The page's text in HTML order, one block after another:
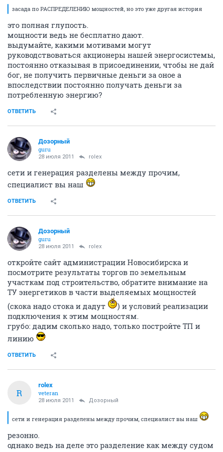
засада по РАСПРЕДЕЛЕНИЮ мощностей, но это уже другая история
это полная глупость.
мощности ведь не бесплатно дают.
выдумайте, какими мотивами могут
руководствоваться акционеры нашей энергосистемы,
постоянно отказывая в присоединении, чтобы не дай
бог, не получить первичные деньги за оное а
впоследствии постоянно получать деньги за
потребленную энергию?
ОТВЕТИТЬ
Дозорный
guru
28 июля 2011 rolex
сети и генерация разделены между прочим,
специалист вы наш
ОТВЕТИТЬ
Дозорный
guru
28 июля 2011 rolex
откройте сайт администрации Новосибирска и
посмотрите результаты торгов по земельным
участкам под строительство, обратите внимание на
ТУ энергетиков в части выделяемых мощностей
(скока надо стока и дадут
) и условий реализации
подключения к этим мощностям.
грубо: дадим сколько надо, только постройте ТП и
линию
ОТВЕТИТЬ
R
rolex
veteran
28 июля 2011 Дозорный
сети и генерация разделены между прочим, специалист вы наш
резонно.
однако ведь на деле это разделение как между судом